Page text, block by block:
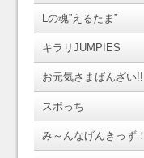
Lの魂”えるたま”
キラリJUMPIES
お元気さまばんざい!!
スポっち
み～んなげんきっず！